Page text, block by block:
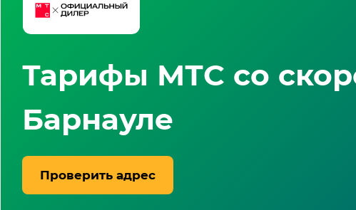
Тарифы МТС со
Барнауле
Проверить адрес